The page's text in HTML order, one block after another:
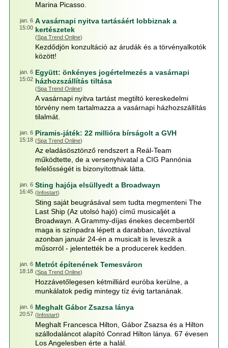
Marina Picasso.
jan. 6
15:00
A vasárnapi nyitva tartásáért lobbiznak a
kertészetek
(Spa Trend Online)
Kezdődjön konzultáció az árudák és a törvényalkotók
között!
jan. 6
15:02
Együtt: önkényes jogértelmezés a vasárnapi
házhozszállítás tiltása
(Spa Trend Online)
A vasárnapi nyitva tartást megtiltó kereskedelmi
törvény nem tartalmazza a vasárnapi házhozszállítás
tilalmát.
jan. 6
15:18
Piramis-játék: 22 millióra bírságolt a GVH
(Spa Trend Online)
Az eladásösztönző rendszert a Reál-Team
működtette, de a versenyhivatal a CIG Pannónia
felelősségét is bizonyítottnak látta.
jan. 6
16:45
Sting hajója elsüllyedt a Broadwayn
(Infostart)
Sting saját beugrásával sem tudta megmenteni The
Last Ship (Az utolsó hajó) című musicaljét a
Broadwayn. A Grammy-díjas énekes decembertől
maga is színpadra lépett a darabban, távoztával
azonban január 24-én a musicalt is leveszik a
műsorról - jelentették be a producerek kedden.
jan. 6
18:18
Metrót építenének Temesváron
(Spa Trend Online)
Hozzávetőlegesen kétmilliárd euróba kerülne, a
munkálatok pedig mintegy tíz évig tartanának.
jan. 6
20:57
Meghalt Gábor Zsazsa lánya
(Infostart)
Meghalt Francesca Hilton, Gábor Zsazsa és a Hilton
szállodaláncot alapító Conrad Hilton lánya. 67 évesen
Los Angelesben érte a halál.